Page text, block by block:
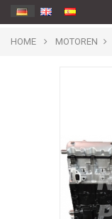
HOME MOTOREN